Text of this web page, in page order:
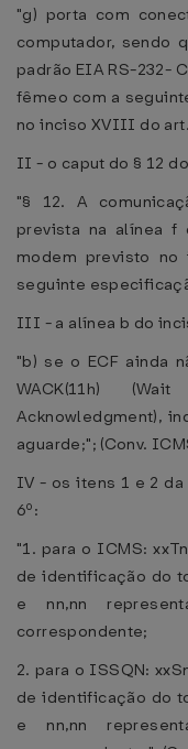
"g) porta com
computador, sendo
padrão EIA RS-232-
fêmeo com a
no inciso XVIII do
II - o caput do § 12
"§ 12. A
prevista na alínea
modem previsto
seguinte
III - a alínea b do
"b) se o ECF ainda
WACK(11h)
Acknowledgment),
aguarde;"; (Conv.
IV - os itens 1 e 2
6º:
"1. para o ICMS:
de identificação do
e nn,nn
correspondente;
2. para o ISSQN:
de identificação do
e nn,nn